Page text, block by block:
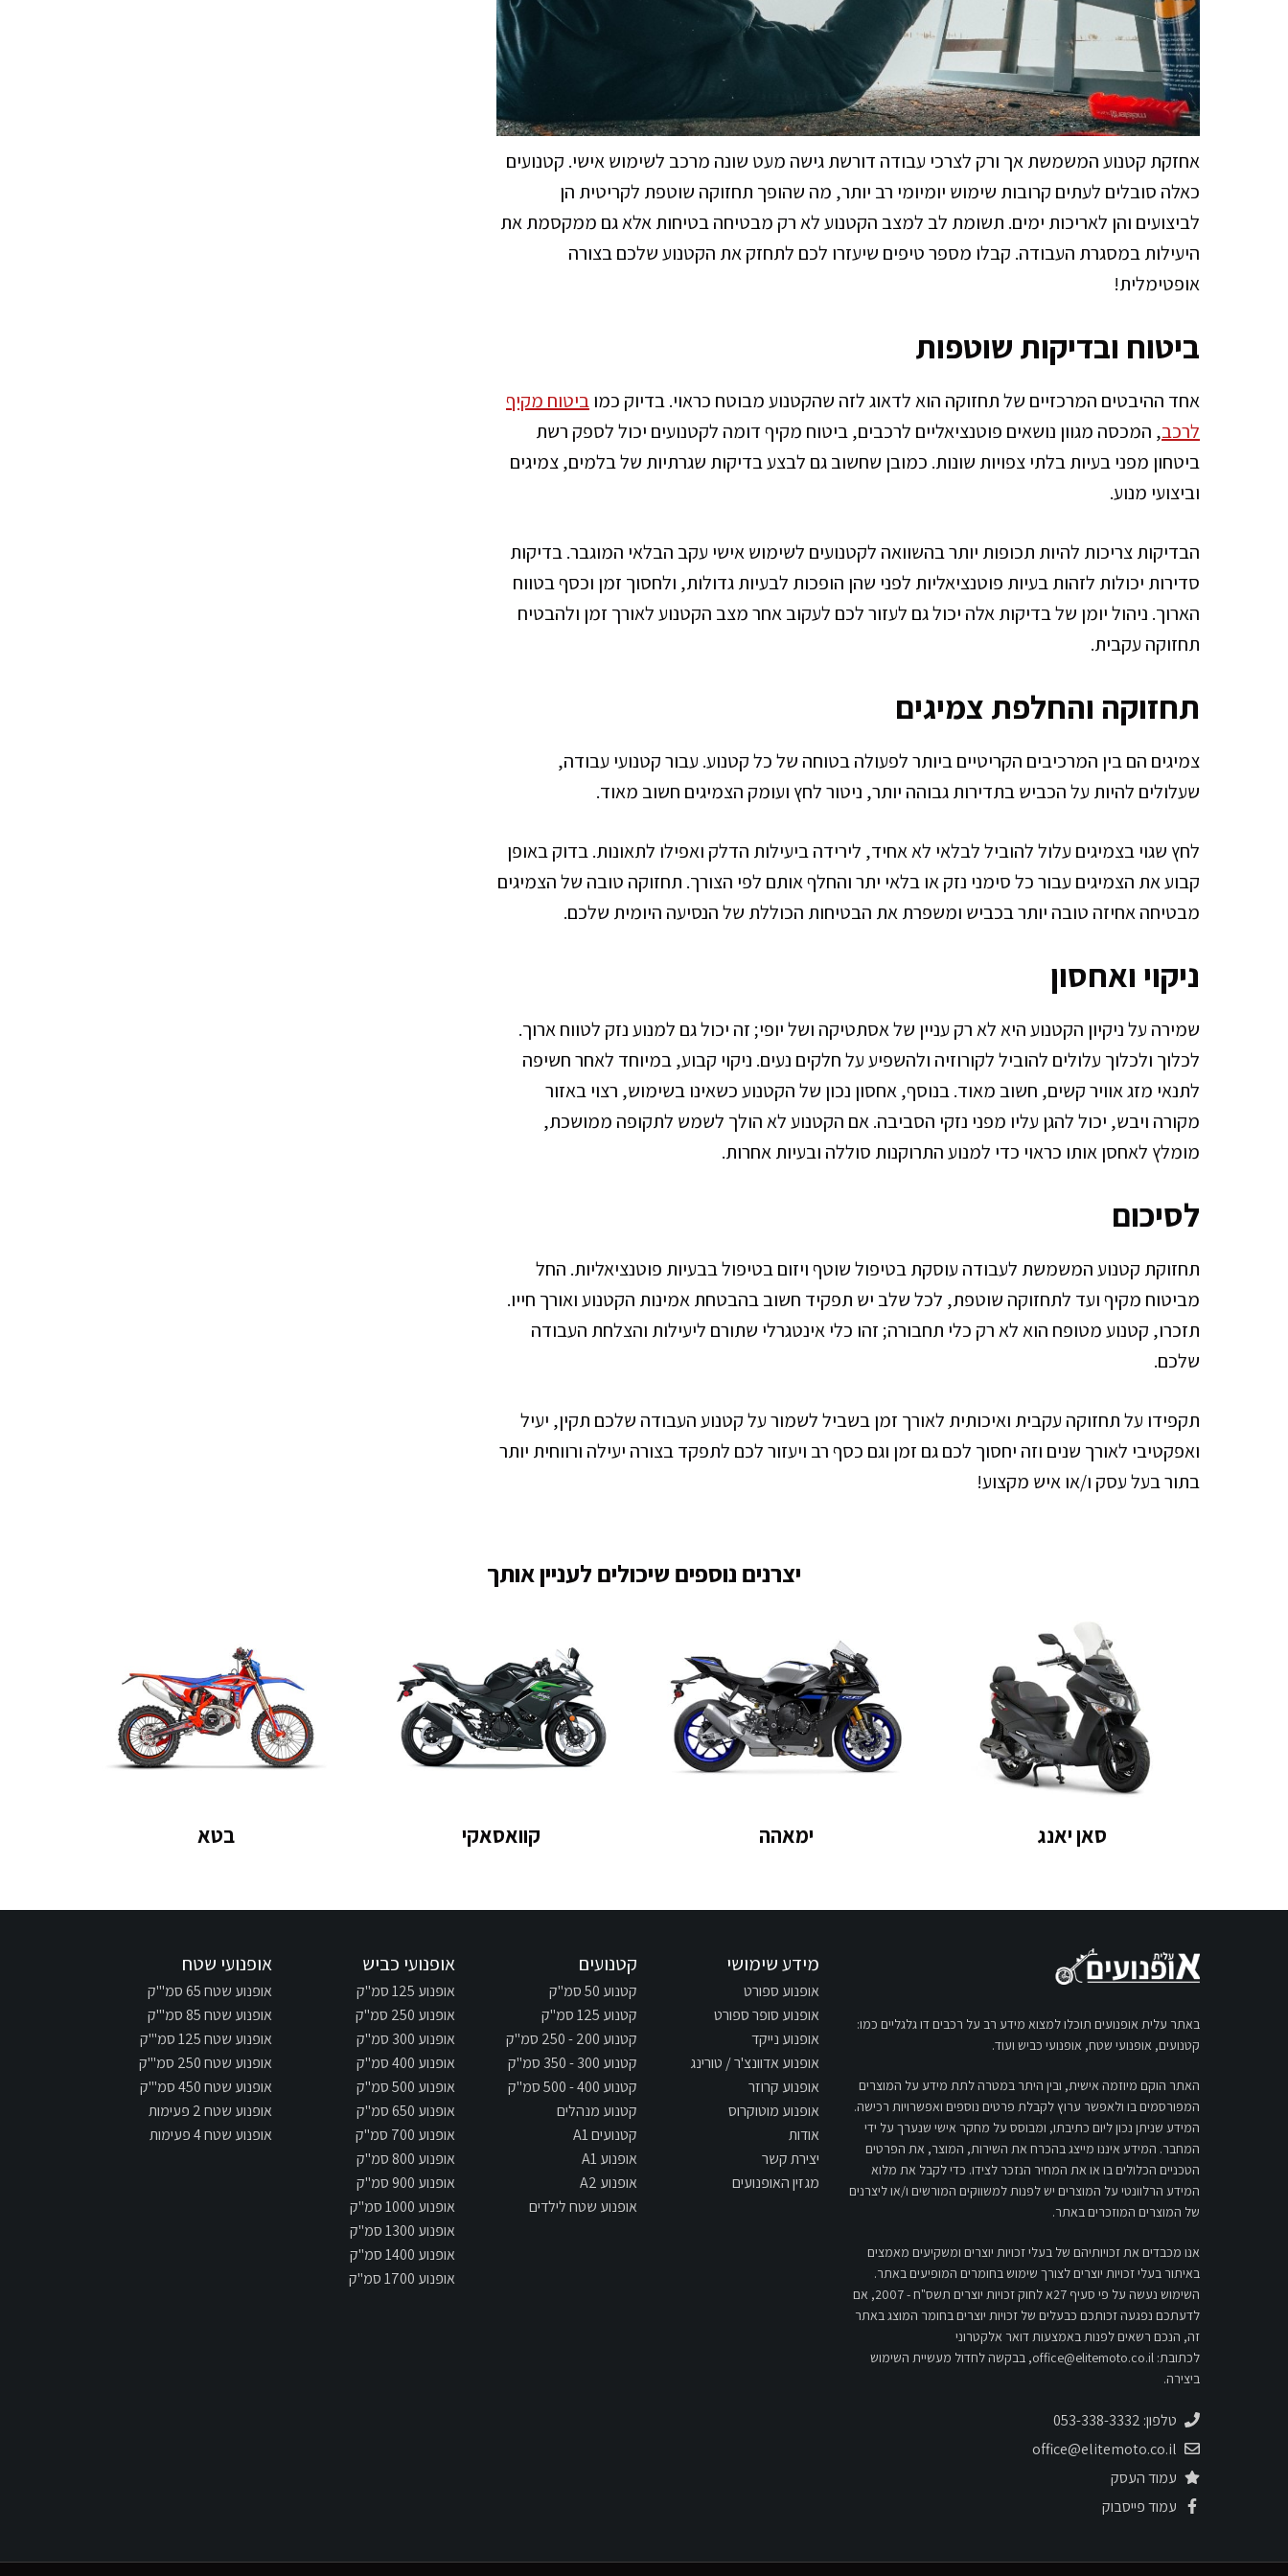
אחזקת קטנוע המשמשת אך ורק לצרכי עבודה דורשת גישה מעט שונה מרכב לשימוש אישי. קטנועים
כאלה סובלים לעתים קרובות שימוש יומיומי רב יותר, מה שהופך תחזוקה שוטפת לקריטית הן
לביצועים והן לאריכות ימים. תשומת לב למצב הקטנוע לא רק מבטיחה בטיחות אלא גם ממקסמת את
היעילות במסגרת העבודה. קבלו מספר טיפים שיעזרו לכם לתחזק את הקטנוע שלכם בצורה
אופטימלית!
ביטוח ובדיקות שוטפות
אחד ההיבטים המרכזיים של תחזוקה הוא לדאוג לזה שהקטנוע מבוטח כראוי. בדיוק כמוביטוח מקיף
לרכב, המכסה מגוון נושאים פוטנציאליים לרכבים, ביטוח מקיף דומה לקטנועים יכול לספק רשת
ביטחון מפני בעיות בלתי צפויות שונות. כמובן שחשוב גם לבצע בדיקות שגרתיות של בלמים, צמיגים
וביצועי מנוע.
הבדיקות צריכות להיות תכופות יותר בהשוואה לקטנועים לשימוש אישי עקב הבלאי המוגבר. בדיקות
סדירות יכולות לזהות בעיות פוטנציאליות לפני שהן הופכות לבעיות גדולות, ולחסוך זמן וכסף בטווח
הארוך. ניהול יומן של בדיקות אלה יכול גם לעזור לכם לעקוב אחר מצב הקטנוע לאורך זמן ולהבטיח
תחזוקה עקבית.
תחזוקה והחלפת צמיגים
צמיגים הם בין המרכיבים הקריטיים ביותר לפעולה בטוחה של כל קטנוע. עבור קטנועי עבודה,
שעלולים להיות על הכביש בתדירות גבוהה יותר, ניטור לחץ ועומק הצמיגים חשוב מאוד.
לחץ שגוי בצמיגים עלול להוביל לבלאי לא אחיד, לירידה ביעילות הדלק ואפילו לתאונות. בדוק באופן
קבוע את הצמיגים עבור כל סימני נזק או בלאי יתר והחלף אותם לפי הצורך. תחזוקה טובה של הצמיגים
מבטיחה אחיזה טובה יותר בכביש ומשפרת את הבטיחות הכוללת של הנסיעה היומית שלכם.
ניקוי ואחסון
שמירה על ניקיון הקטנוע היא לא רק עניין של אסתטיקה ושל יופי; זה יכול גם למנוע נזק לטווח ארוך.
לכלוך ולכלוך עלולים להוביל לקורוזיה ולהשפיע על חלקים נעים. ניקוי קבוע, במיוחד לאחר חשיפה
לתנאי מזג אוויר קשים, חשוב מאוד. בנוסף, אחסון נכון של הקטנוע כשאינו בשימוש, רצוי באזור
מקורה ויבש, יכול להגן עליו מפני נזקי הסביבה. אם הקטנוע לא הולך לשמש לתקופה ממושכת,
מומלץ לאחסן אותו כראוי כדי למנוע התרוקנות סוללה ובעיות אחרות.
לסיכום
תחזוקת קטנוע המשמשת לעבודה עוסקת בטיפול שוטף ויזום בטיפול בבעיות פוטנציאליות. החל
מביטוח מקיף ועד לתחזוקה שוטפת, לכל שלב יש תפקיד חשוב בהבטחת אמינות הקטנוע ואורך חייו.
תזכרו, קטנוע מטופח הוא לא רק כלי תחבורה; זהו כלי אינטגרלי שתורם ליעילות והצלחת העבודה
שלכם.
תקפידו על תחזוקה עקבית ואיכותית לאורך זמן בשביל לשמור על קטנוע העבודה שלכם תקין, יעיל
ואפקטיבי לאורך שנים וזה יחסוך לכם גם זמן וגם כסף רב ויעזור לכם לתפקד בצורה יעילה ורווחית יותר
בתור בעל עסק ו/או איש מקצוע!
יצרנים נוספים שיכולים לעניין אותך
סאן יאנג ימאהה קוואסאקי בטא
באתר עלית אופנועים תוכלו למצוא מידע רב על רכבים דו גלגליים כמו:
קטנועים, אופנועי שטח, אופנועי כביש ועוד.
האתר הוקם מיוזמה אישית, ובין היתר במטרה לתת מידע על המוצרים
המפורסמים בו ולאפשר ערוץ לקבלת פרטים נוספים ואפשרויות רכישה.
המידע שניתן נכון ליום כתיבתו, ומבוסס על מחקר אישי שנערך על ידי
המחבר. המידע איננו מייצג בהכרח את השירות, המוצר, את הפרטים
הטכניים הכלולים בו או את המחיר הנזכר לצידו. כדי לקבל את מלוא
המידע הרלוונטי על המוצרים יש לפנות למשווקים המורשים ו/או ליצרנים
של המוצרים המוזכרים באתר.
אנו מכבדים את זכויותיהם של בעלי זכויות יוצרים ומשקיעים מאמצים
באיתור בעלי זכויות יוצרים לצורך שימוש בחומרים המופיעים באתר.
השימוש נעשה על פי סעיף 27א לחוק זכויות יוצרים תשס"ח - 2007, אם
לדעתכם נפגעה זכותכם כבעלים של זכויות יוצרים בחומר המוצג באתר
זה, הנכם רשאים לפנות באמצעות דואר אלקטרוני
לכתובת: office@elitemoto.co.il, בבקשה לחדול מעשיית השימוש
ביצירה.
טלפון: 053-338-3332
office@elitemoto.co.il
עמוד העסק
עמוד פייסבוק
מידע שימושי
אופנוע ספורט
אופנוע סופר ספורט
אופנוע נייקד
אופנוע אדוונצ'ר / טורינג
אופנוע קרוזר
אופנוע מוטוקרוס
אודות
יצירת קשר
מגזין האופנועים
קטנועים
קטנוע 50 סמ"ק
קטנוע 125 סמ"ק
קטנוע 200 - 250 סמ"ק
קטנוע 300 - 350 סמ"ק
קטנוע 400 - 500 סמ"ק
קטנוע מנהלים
קטנועים A1
אופנוע A1
אופנוע A2
אופנוע שטח לילדים
אופנועי כביש
אופנוע 125 סמ"ק
אופנוע 250 סמ"ק
אופנוע 300 סמ"ק
אופנוע 400 סמ"ק
אופנוע 500 סמ"ק
אופנוע 650 סמ"ק
אופנוע 700 סמ"ק
אופנוע 800 סמ"ק
אופנוע 900 סמ"ק
אופנוע 1000 סמ"ק
אופנוע 1300 סמ"ק
אופנוע 1400 סמ"ק
אופנוע 1700 סמ"ק
אופנועי שטח
אופנוע שטח 65 סמ"'ק
אופנוע שטח 85 סמ"'ק
אופנוע שטח 125 סמ"'ק
אופנוע שטח 250 סמ"'ק
אופנוע שטח 450 סמ"'ק
אופנוע שטח 2 פעימות
אופנוע שטח 4 פעימות